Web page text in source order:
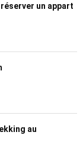
un appart
au